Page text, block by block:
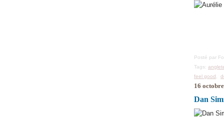
Posté par
Tags:
feel good ,
16
Dan